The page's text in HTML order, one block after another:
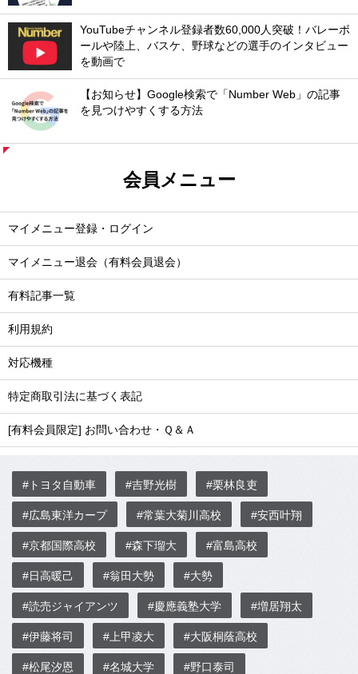
YouTubeチャンネル登録者数60,000人突破！バレーボ
ールや陸上、バスケ、野球などの選手のインタビュー
を動画で
【お知らせ】Google検索で「Number Web」の記事
を見つけやすくする方法
会員メニュー
マイメニュー登録・ログイン
マイメニュー退会（有料会員退会）
有料記事一覧
利用規約
対応機種
特定商取引法に基づく表記
[有料会員限定] お問い合わせ・Ｑ＆Ａ
#トヨタ自動車 #吉野光樹 #栗林良吏
#広島東洋カープ #常葉大菊川高校 #安西叶翔
#京都国際高校 #森下瑠大 #富島高校
#日高暖己 #翁田大勢 #大勢
#読売ジャイアンツ #慶應義塾大学 #増居翔太
#伊藤将司 #上甲凌大 #大阪桐蔭高校
#松尾汐恩 #名城大学 #野口泰司